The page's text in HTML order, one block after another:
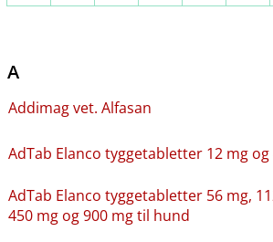
A
Addimag vet. Alfasan
AdTab Elanco tyggetabletter 12 mg
AdTab Elanco tyggetabletter 56 mg,
450 mg og 900 mg til hund